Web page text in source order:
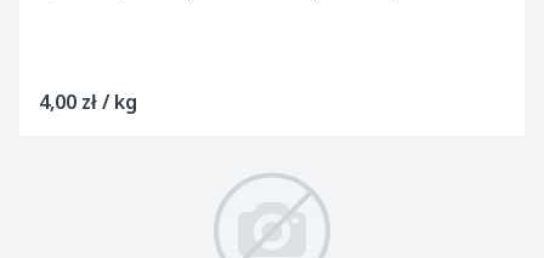
4,00 zł / kg